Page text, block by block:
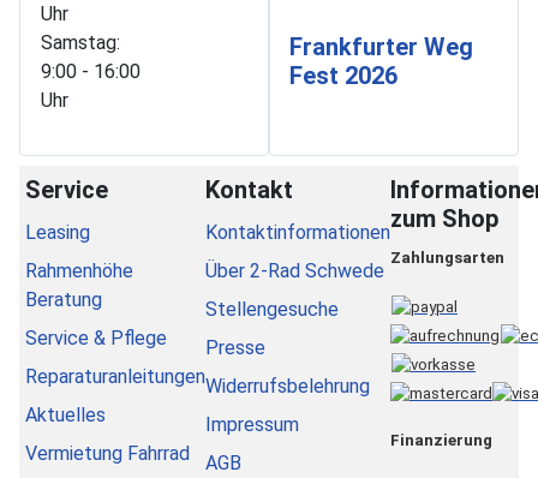
Uhr
Samstag:
9:00 - 16:00
Uhr
Frankfurter Weg
Fest 2026
Service
Leasing
Rahmenhöhe
Beratung
Service & Pflege
Reparaturanleitungen
Aktuelles
Vermietung Fahrrad
Kontakt
Kontaktinformationen
Über 2-Rad Schwede
Stellengesuche
Presse
Widerrufsbelehrung
Impressum
AGB
zum Shop
Zahlungsarten
Finanzierung